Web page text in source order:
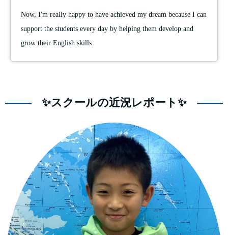
Now, I'm really happy to have achieved my dream because I can
support the students every day by helping them develop and
grow their English skills.
✨スクールの近況レポート✨